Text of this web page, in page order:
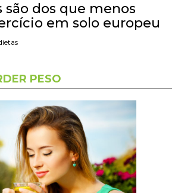
são dos que menos
em solo europeu
PESO